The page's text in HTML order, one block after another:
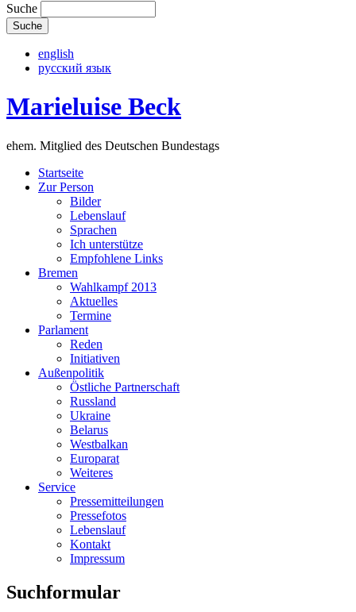
Suche
english
русский язык
Marieluise Beck
ehem. Mitglied des Deutschen Bundestags
Startseite
Zur Person
Bilder
Lebenslauf
Sprachen
Ich unterstütze
Empfohlene Links
Bremen
Wahlkampf 2013
Aktuelles
Termine
Parlament
Reden
Initiativen
Außenpolitik
Östliche Partnerschaft
Russland
Ukraine
Belarus
Westbalkan
Europarat
Weiteres
Service
Pressemitteilungen
Pressefotos
Lebenslauf
Kontakt
Impressum
Suchformular